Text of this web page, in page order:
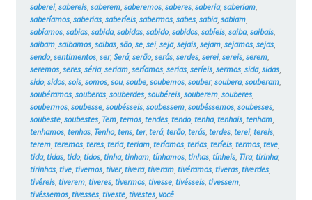
saberei, sabereis, saberem, saberemos, saberes, saberia, saberiam,
saberíamos, saberias, saberíeis, sabermos, sabes, sabia, sabiam,
sabíamos, sabias, sabida, sabidas, sabido, sabidos, sabíeis, saiba, saibais,
saibam, saibamos, saibas, são, se, sei, seja, sejais, sejam, sejamos, sejas,
sendo, sentimentos, ser, Será, serão, serás, serdes, serei, sereis, serem,
seremos, seres, séria, seriam, seríamos, serias, seríeis, sermos, sida, sidas,
sido, sidos, sois, somos, sou, soube, soubemos, souber, soubera, souberam,
soubéramos, souberas, souberdes, soubéreis, souberem, souberes,
soubermos, soubesse, soubésseis, soubessem, soubéssemos, soubesses,
soubeste, soubestes, Tem, temos, tendes, tendo, tenha, tenhais, tenham,
tenhamos, tenhas, Tenho, tens, ter, terá, terão, terás, terdes, terei, tereis,
terem, teremos, teres, teria, teriam, teríamos, terias, teríeis, termos, teve,
tida, tidas, tido, tidos, tinha, tinham, tínhamos, tinhas, tínheis, Tira, tirinha,
tirinhas, tive, tivemos, tiver, tivera, tiveram, tivéramos, tiveras, tiverdes,
tivéreis, tiverem, tiveres, tivermos, tivesse, tivésseis, tivessem,
tivéssemos, tivesses, tiveste, tivestes, você